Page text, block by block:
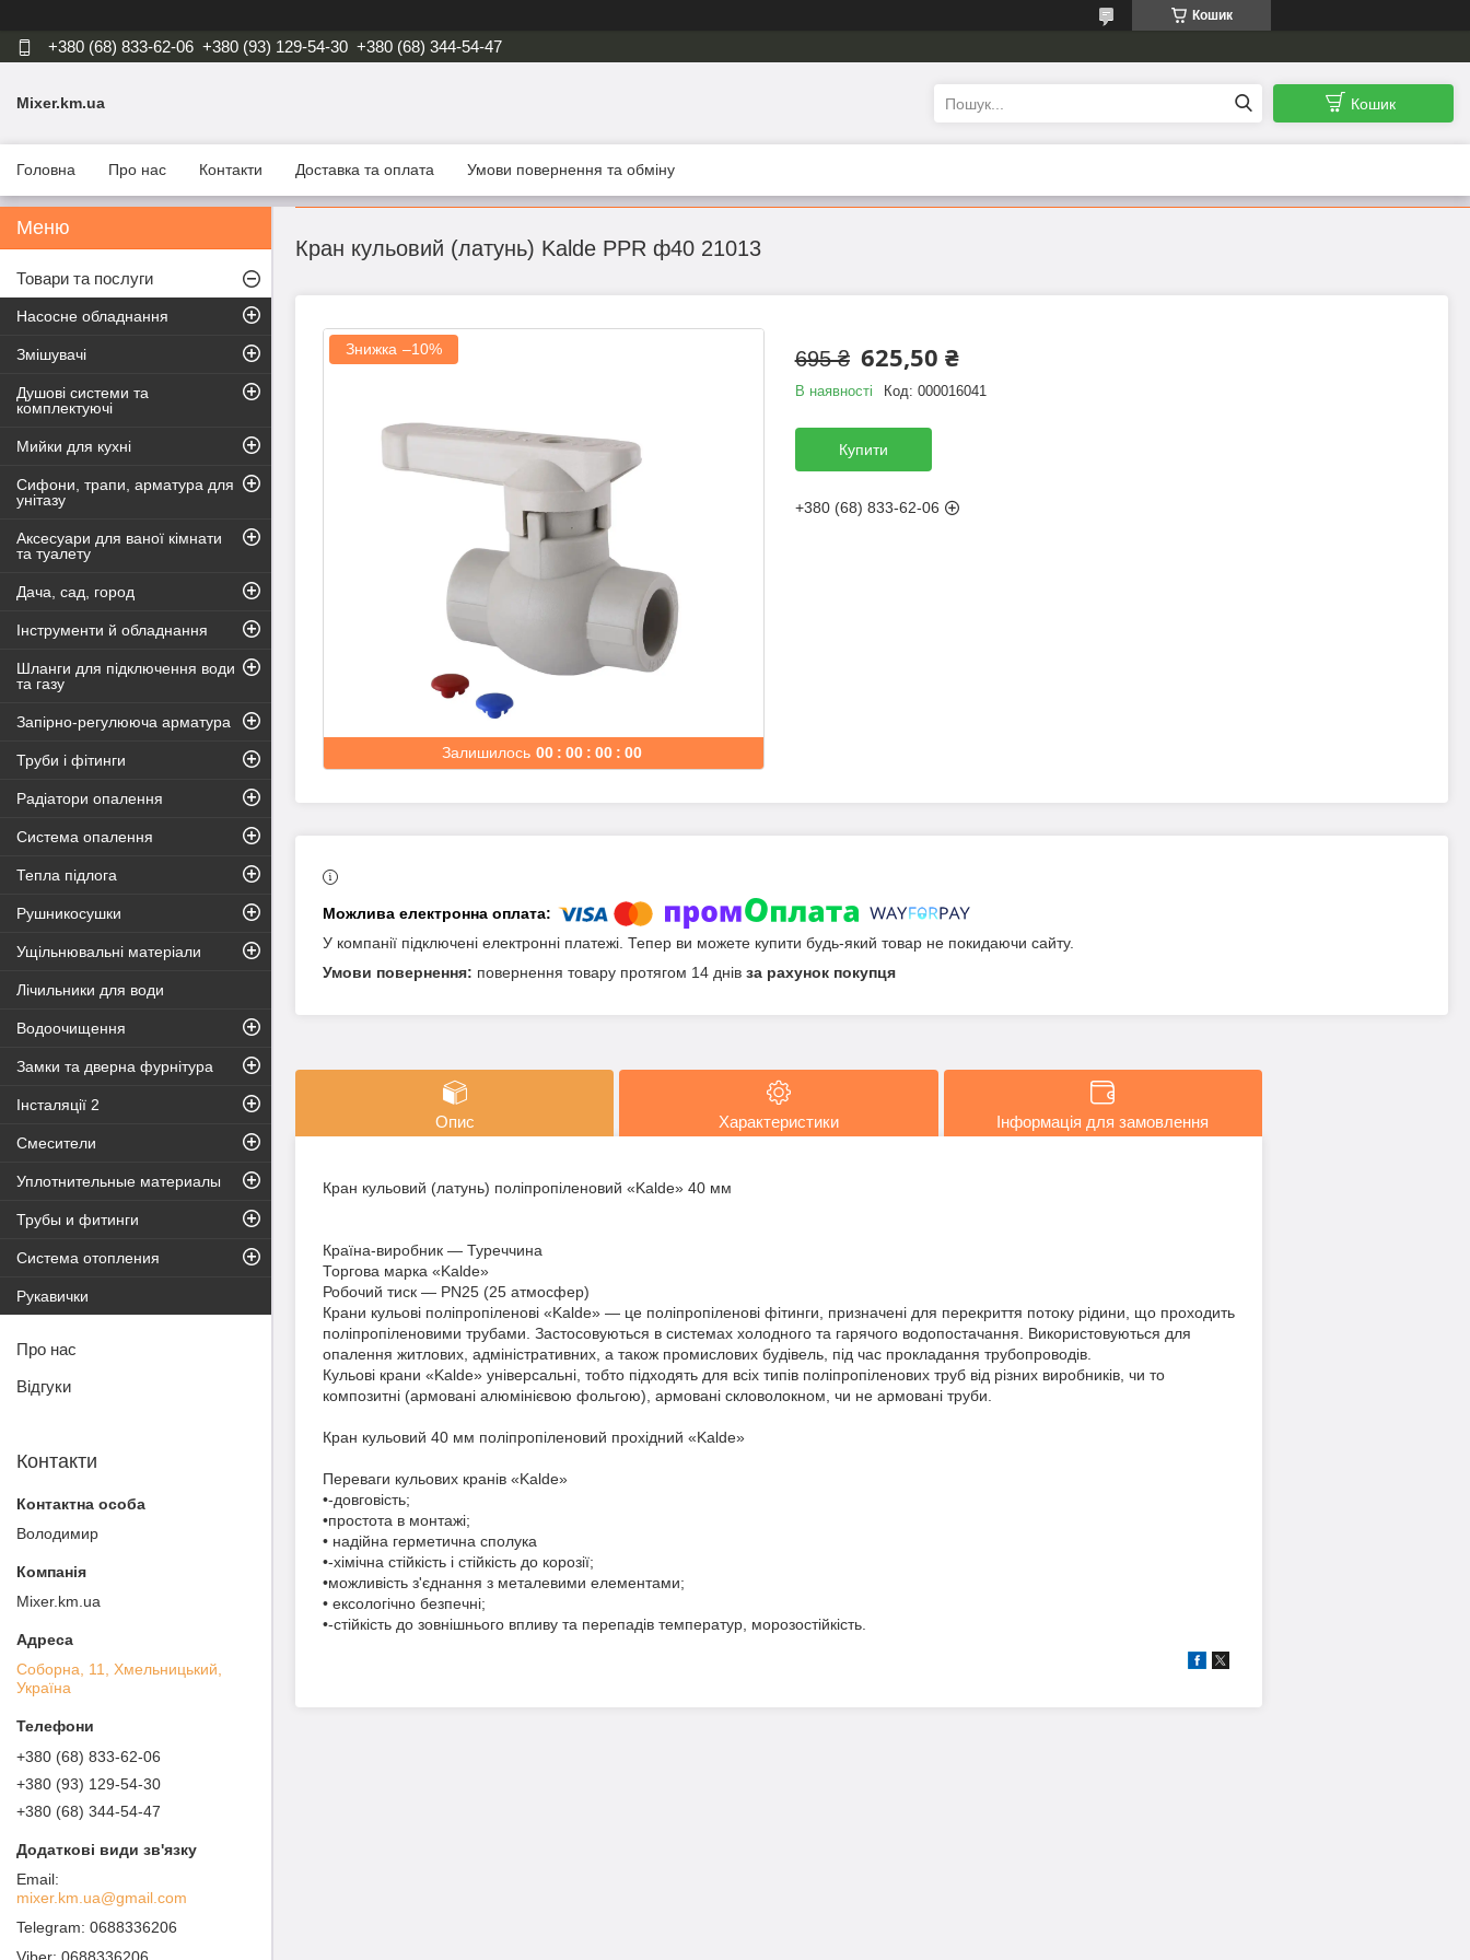
Кошик
+380 (68) 833-62-06 +380 (93) 129-54-30 +380 (68) 344-54-47
Mixer.km.ua Кошик
Головна Про нас Контакти Доставка та оплата Умови повернення та обміну
Кран кульовий (латунь) Kalde PPR ф40 21013
Залишилось 00 00 00 00
–10% 695 ₴ 625,50 ₴
В наявності Код: 000016041
Купити
+380 (68) 833-62-06
У компанії підключені електронні платежі. Тепер ви можете купити будь-який товар не покидаючи сайту.
повернення товару протягом 14 днів за рахунок покупця
Опис Характеристики Інформація для замовлення
Кран кульовий (латунь) поліпропіленовий «Kalde» 40 мм
Країна-виробник — Туреччина
Торгова марка «Kalde»
Робочий тиск — PN25 (25 атмосфер)
Крани кульові поліпропіленові «Kalde» — це поліпропіленові фітинги, призначені для перекриття потоку рідини, що проходить
поліпропіленовими трубами. Застосовуються в системах холодного та гарячого водопостачання. Використовуються для
опалення житлових, адміністративних, а також промислових будівель, під час прокладання трубопроводів.
Кульові крани «Kalde» універсальні, тобто підходять для всіх типів поліпропіленових труб від різних виробників, чи то
композитні (армовані алюмінієвою фольгою), армовані скловолокном, чи не армовані труби.
Кран кульовий 40 мм поліпропіленовий прохідний «Kalde»
Переваги кульових кранів «Kalde»
•-довговість;
•простота в монтажі;
• надійна герметична сполука
•-хімічна стійкість і стійкість до корозії;
•можливість з'єднання з металевими елементами;
• ексологічно безпечні;
•-стійкість до зовнішнього впливу та перепадів температур, морозостійкість.
Товари та послуги
Насосне обладнання
Змішувачі
Душові системи та
комплектуючі
Мийки для кухні
Сифони, трапи, арматура для
унітазу
Аксесуари для ваної кімнати
та туалету
Дача, сад, город
Інструменти й обладнання
Шланги для підключення води
та газу
Запірно-регулююча арматура
Труби і фітинги
Радіатори опалення
Система опалення
Тепла підлога
Рушникосушки
Ущільнювальні матеріали
Лічильники для води
Водоочищення
Замки та дверна фурнітура
Інсталяції 2
Смесители
Уплотнительные материалы
Трубы и фитинги
Система отопления
Рукавички
Про нас
Відгуки
Контакти
Володимир
Mixer.km.ua
Соборна, 11, Хмельницький,
Україна
+380 (68) 833-62-06
+380 (93) 129-54-30
+380 (68) 344-54-47
mixer.km.ua@gmail.com
0688336206